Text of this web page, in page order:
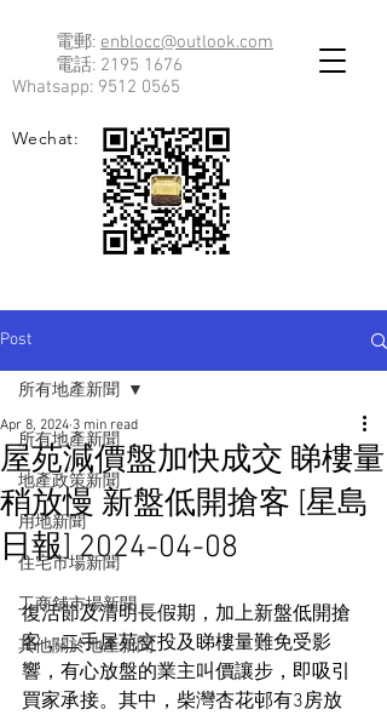
電郵: enblocc@outlook.com
電話: 2195 1676
Whatsapp: 9512 0565
Wechat:
Post
所有地產新聞
地產政策新聞
用地新聞
住宅市場新聞
工商舖市場新聞
其他關於地產新聞
所有地產新聞
屋苑減價盤加快成交 睇樓量
稍放慢 新盤低開搶客 [星島
日報] 2024-04-08
Apr 8, 2024 3 min read
復活節及清明長假期，加上新盤低開搶
客，二手屋苑交投及睇樓量難免受影
響，有心放盤的業主叫價讓步，即吸引
買家承接。其中，柴灣杏花邨有3房放